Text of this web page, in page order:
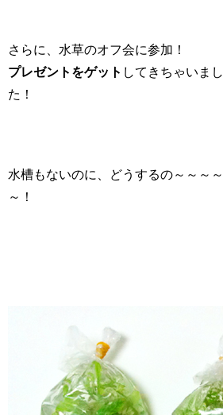
さらに、水草のオフ会に参加！
プレゼントをゲット してきちゃいまし
た！
水槽もないのに、どうするの～～～～
～！